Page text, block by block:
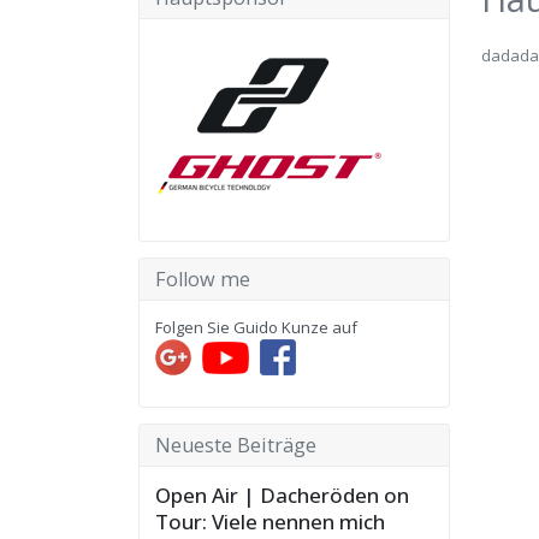
Follow me
Folgen Sie Guido Kunze auf
Neueste Beiträge
Open Air | Dacheröden on
Tour: Viele nennen mich